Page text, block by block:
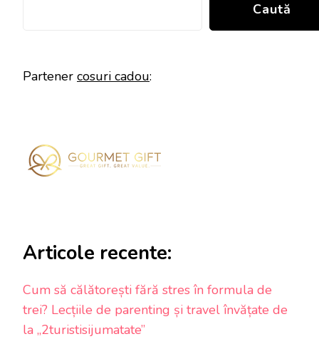
Caută
Partener cosuri cadou:
Articole recente:
Cum să călătorești fără stres în formula de
trei? Lecțiile de parenting și travel învățate de
la „2turistisijumatate”